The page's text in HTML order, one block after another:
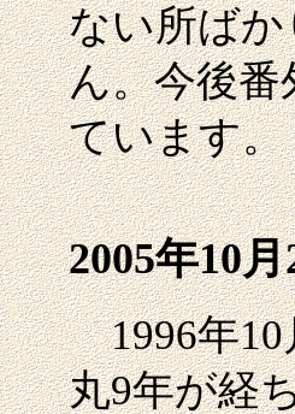
ない所ば
ん。今後
ています。
2005年10
1996年10
丸9年が経